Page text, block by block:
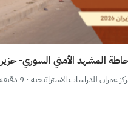
المشهد الأمني السوري- حزيران
عمران للدراسات الاستراتيجية · 9 دقيقة